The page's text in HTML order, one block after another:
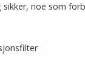
noe som